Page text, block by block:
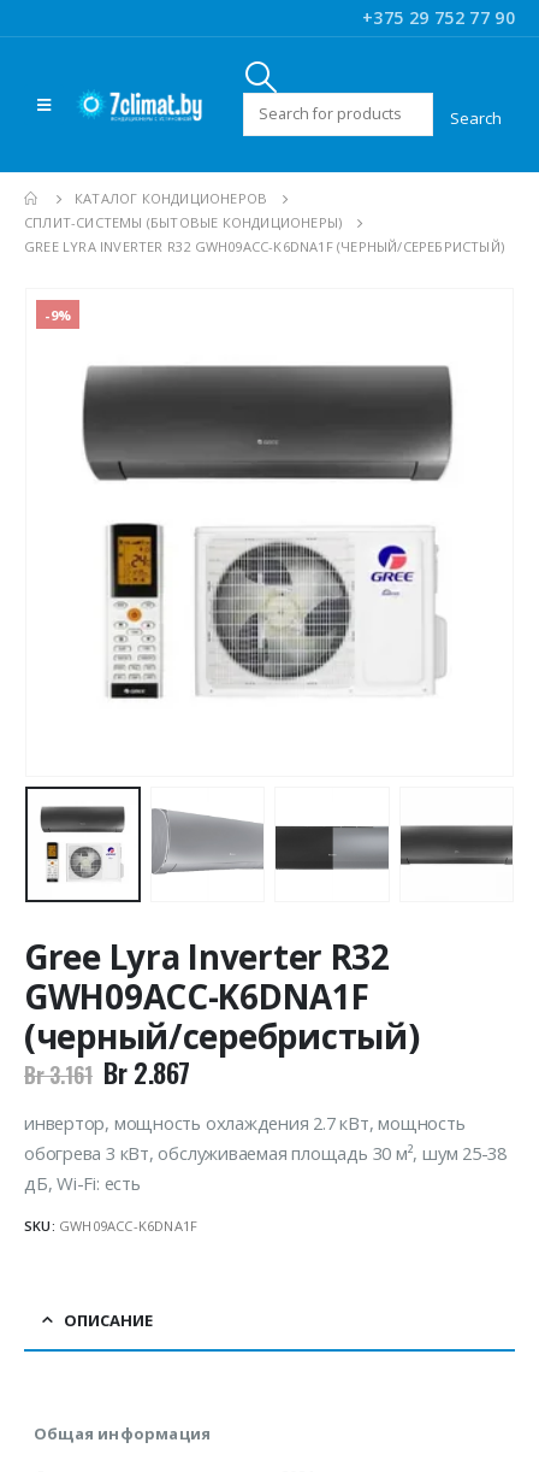
+375 29 752 77 90
Искать:
КАТАЛОГ КОНДИЦИОНЕРОВ
CПЛИТ-СИСТЕМЫ (БЫТОВЫЕ КОНДИЦИОНЕРЫ)
GREE LYRA INVERTER R32 GWH09ACC-K6DNA1F (ЧЕРНЫЙ/СЕРЕБРИСТЫЙ)
-9%
Gree Lyra Inverter R32
GWH09ACC-K6DNA1F
(черный/серебристый)
Br3.161 Br2.867
инвертор, мощность охлаждения 2.7 кВт, мощность
обогрева 3 кВт, обслуживаемая площадь 30 м², шум 25-38
дБ, Wi-Fi: есть
SKU: GWH09ACC-K6DNA1F
ОПИСАНИЕ
Общая информация